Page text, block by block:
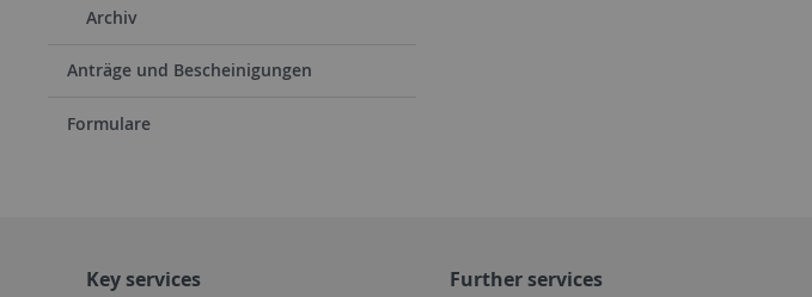
Archiv
Anträge und Bescheinigungen
Formulare
Key services Further services